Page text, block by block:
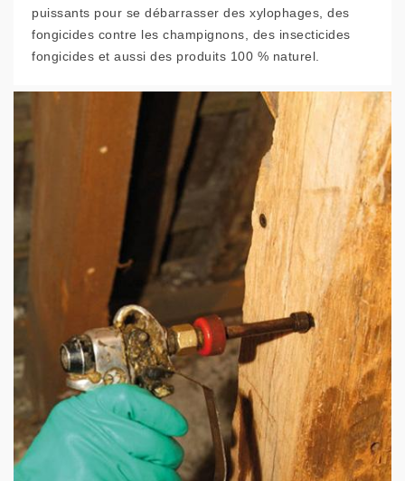
puissants pour se débarrasser des xylophages, des
fongicides contre les champignons, des insecticides
fongicides et aussi des produits 100 % naturel.